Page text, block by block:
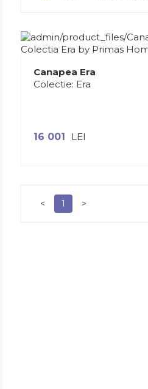
Canapea Era
Colectie: Era
16 001 LEI
< 1 >